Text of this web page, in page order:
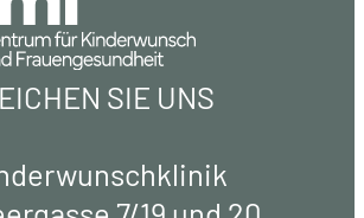
SIE UNS